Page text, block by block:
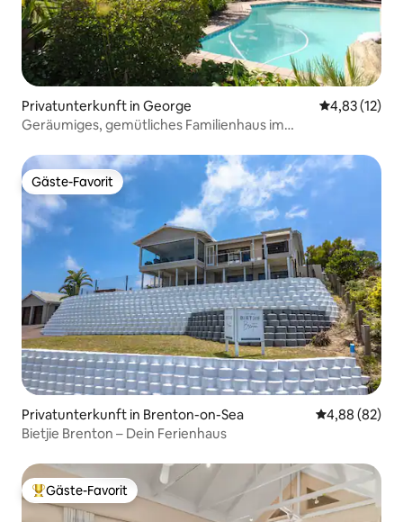
Privatunterkunft in George
4,83 (12)
Geräumiges, gemütliches Familienhaus im
Gäste-Favorit
Gäste-Favorit
Privatunterkunft in Brenton-on-Sea
4,88 (82)
Bietjie Brenton – Dein Ferienhaus
Beliebter Gäste-Favorit.
Gäste-Favorit